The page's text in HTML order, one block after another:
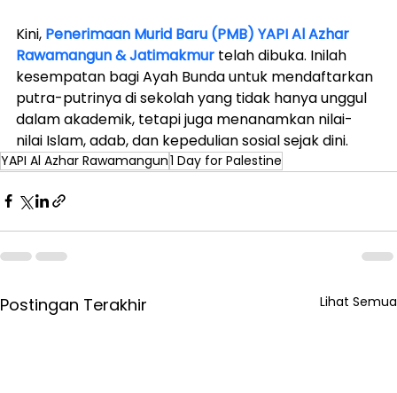
Kini, Penerimaan Murid Baru (PMB) YAPI Al Azhar
Rawamangun & Jatimakmur telah dibuka. Inilah
kesempatan bagi Ayah Bunda untuk mendaftarkan
putra-putrinya di sekolah yang tidak hanya unggul
dalam akademik, tetapi juga menanamkan nilai-
nilai Islam, adab, dan kepedulian sosial sejak dini.
YAPI Al Azhar Rawamangun1 Day for Palestine
Postingan Terakhir Lihat Semua